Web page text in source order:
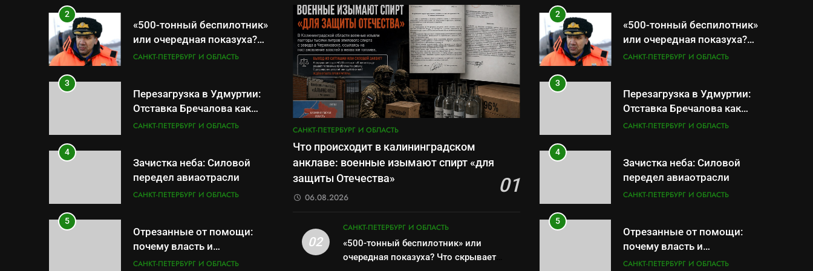
2
«500-тонный беспилотник»
или очередная показуха?
Что скрывает российский
САНКТ-ПЕТЕРБУРГ И ОБЛАСТЬ
3
Перезагрузка в Удмуртии:
Отставка Бречалова как
результат управленческих
САНКТ-ПЕТЕРБУРГ И ОБЛАСТЬ
4
Зачистка неба: Силовой
передел авиаотрасли
САНКТ-ПЕТЕРБУРГ И ОБЛАСТЬ
5
Отрезанные от помощи:
почему власть и
маркетплейсы «умывают
САНКТ-ПЕТЕРБУРГ И ОБЛАСТЬ
САНКТ-ПЕТЕРБУРГ И ОБЛАСТЬ
Что происходит в калининградском
анклаве: военные изымают спирт «для
защиты Отечества»
01
06.08.2026
02
САНКТ-ПЕТЕРБУРГ И ОБЛАСТЬ
«500-тонный беспилотник» или
очередная показуха? Что скрывает
2
«500-тонный беспилотник»
или очередная показуха?
Что скрывает российский
САНКТ-ПЕТЕРБУРГ И ОБЛАСТЬ
3
Перезагрузка в Удмуртии:
Отставка Бречалова как
результат управленческих
САНКТ-ПЕТЕРБУРГ И ОБЛАСТЬ
4
Зачистка неба: Силовой
передел авиаотрасли
САНКТ-ПЕТЕРБУРГ И ОБЛАСТЬ
5
Отрезанные от помощи:
почему власть и
маркетплейсы «умывают
САНКТ-ПЕТЕРБУРГ И ОБЛАСТЬ